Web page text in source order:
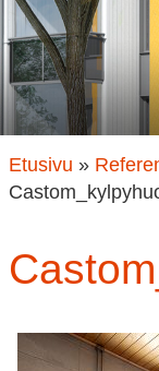
Etusivu »